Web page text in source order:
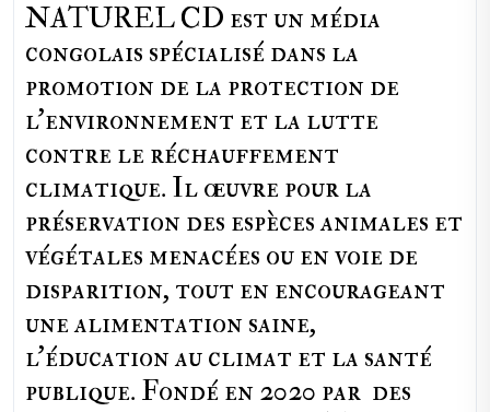
NATUREL CD est un média
congolais spécialisé dans la
promotion de la protection de
l’environnement et la lutte
contre le réchauffement
climatique. Il œuvre pour la
préservation des espèces animales et
végétales menacées ou en voie de
disparition, tout en encourageant
une alimentation saine,
l'éducation au climat et la santé
publique. Fondé en 2020 par des